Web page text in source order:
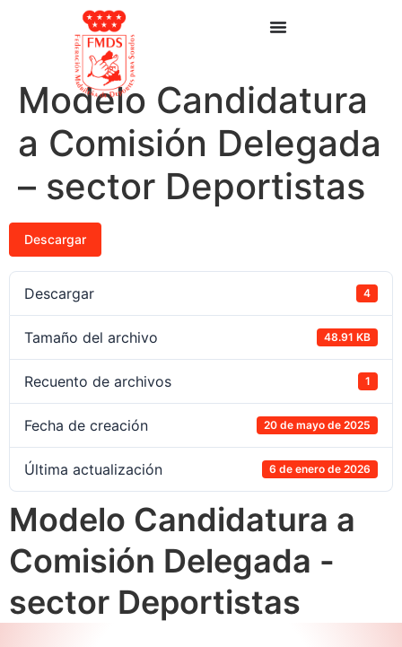
Modelo Candidatura
a Comisión Delegada
– sector Deportistas
Descargar
Descargar 4
Tamaño del archivo 48.91 KB
Recuento de archivos 1
Fecha de creación 20 de mayo de 2025
Última actualización 6 de enero de 2026
Modelo Candidatura a
Comisión Delegada -
sector Deportistas